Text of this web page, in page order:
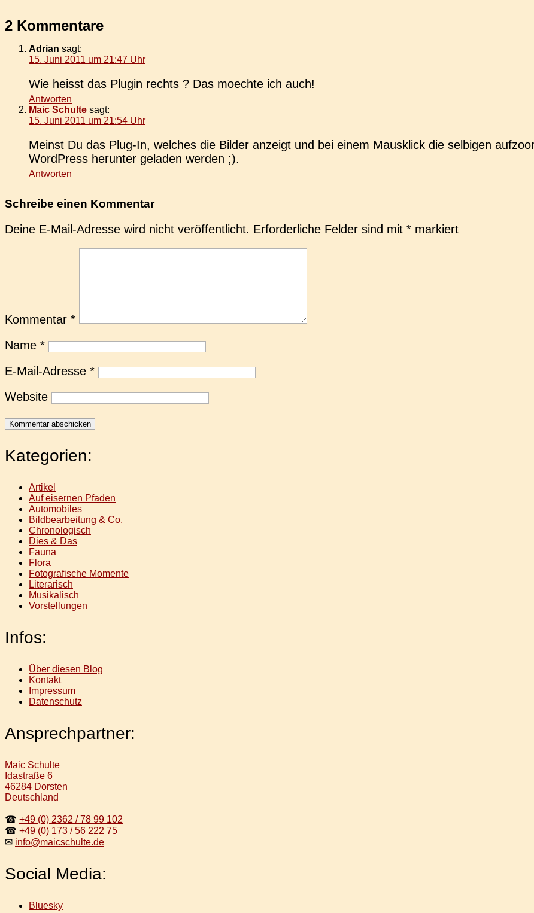
2 Kommentare
Adrian sagt:
15. Juni 2011 um 21:47 Uhr
Wie heisst das Plugin rechts ? Das moech­te ich auch!
Antworten
Maic Schulte sagt:
15. Juni 2011 um 21:54 Uhr
Meinst Du das Plug-In, wel­ches die Bilder anzeigt und bei einem Maus­klick die sel­bi­gen
Word­Press her­un­ter gela­den werden ;).
Antworten
Schreibe einen Kommentar
Deine E-Mail-Adresse wird nicht veröffentlicht. Erforderliche Felder sind mit * markiert
Kommentar *
Name *
E-Mail-Adresse *
Website
Kategorien:
Artikel
Auf eisernen Pfaden
Automobiles
Bildbearbeitung & Co.
Chronologisch
Dies & Das
Fauna
Flora
Fotografische Momente
Literarisch
Musikalisch
Vorstellungen
Infos:
Über diesen Blog
Kontakt
Impressum
Datenschutz
Ansprechpartner:
Maic Schulte
Idastraße 6
46284 Dorsten
Deutschland
☎ +49 (0) 2362 / 78 99 102
☎ +49 (0) 173 / 56 222 75
✉ info@maicschulte.de
Social Media:
Bluesky